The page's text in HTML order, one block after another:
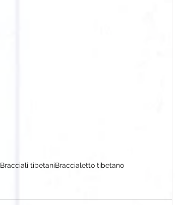
Bracciali tibetaniBraccialetto tibetano